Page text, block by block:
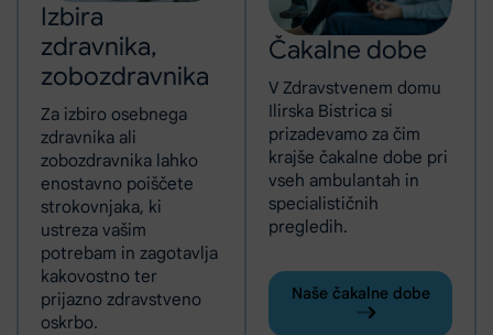
Izbira
zdravnika,
zobozdravnika
Za izbiro osebnega
zdravnika ali
zobozdravnika lahko
enostavno poiščete
strokovnjaka, ki
ustreza vašim
potrebam in zagotavlja
kakovostno ter
prijazno zdravstveno
oskrbo.
Čakalne dobe
V Zdravstvenem domu
Ilirska Bistrica si
prizadevamo za čim
krajše čakalne dobe pri
vseh ambulantah in
specialističnih
pregledih.
Naše čakalne dobe